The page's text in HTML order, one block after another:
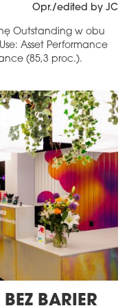
Opr./edited by JC
Outstanding w obu
Asset Performance
(85,3 proc.).
BARIER